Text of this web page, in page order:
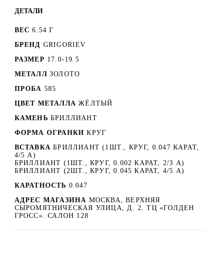
ДЕТАЛИ
ВЕС 6.54 Г
БРЕНД GRIGORIEV
РАЗМЕР 17.0-19.5
МЕТАЛЛ ЗОЛОТО
ПРОБА 585
ЦВЕТ МЕТАЛЛА ЖЁЛТЫЙ
КАМЕНЬ БРИЛЛИАНТ
ФОРМА ОГРАНКИ КРУГ
ВСТАВКА БРИЛЛИАНТ (1ШТ., КРУГ, 0.047 КАРАТ,
4/5 А)
БРИЛЛИАНТ (1ШТ., КРУГ, 0.002 КАРАТ, 2/3 А)
БРИЛЛИАНТ (2ШТ., КРУГ, 0.045 КАРАТ, 4/5 А)
КАРАТНОСТЬ 0.047
АДРЕС МАГАЗИНА МОСКВА, ВЕРХНЯЯ
СЫРОМЯТНИЧЕСКАЯ УЛИЦА, Д. 2. ТЦ «ГОЛДЕН
ГРОСС». САЛОН 128